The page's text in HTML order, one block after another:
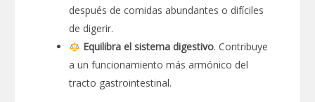
después de comidas abundantes o difíciles
de digerir.
Equilibra el sistema digestivo. Contribuye
a un funcionamiento más armónico del
tracto gastrointestinal.